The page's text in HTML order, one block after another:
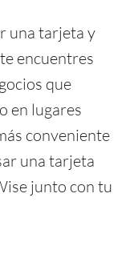
una tarjeta y
encuentres
que
en lugares
conveniente
una tarjeta
junto con tu